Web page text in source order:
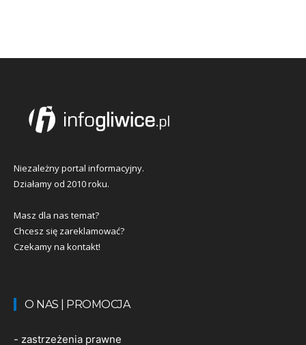
Niezależny portal informacyjny.
Działamy od 2010 roku.
Masz dla nas temat?
Chcesz się zareklamować?
Czekamy na kontakt!
O NAS | PROMOCJA
- zastrzeżenia prawne